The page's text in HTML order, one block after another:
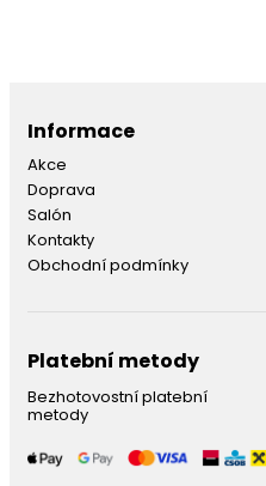
Informace
Akce
Doprava
Salón
Kontakty
Obchodní podmínky
Platební metody
Bezhotovostní platební
metody